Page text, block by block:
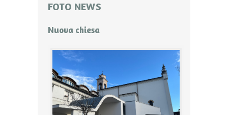
FOTO NEWS
Nuova chiesa